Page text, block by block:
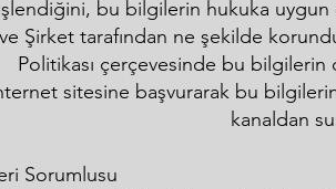
bu bilgilerin hukuka uygun
ve Şirket tarafından ne şekilde
Politikası çerçevesinde bu
sitesine başvurarak bu
kanaldan
Sorumlusu